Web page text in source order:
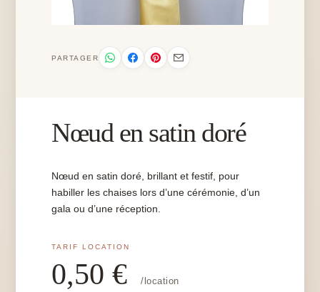
PARTAGER
Nœud en satin doré
Nœud en satin doré, brillant et festif, pour
habiller les chaises lors d’une cérémonie, d’un
gala ou d’une réception.
0,50€ /location